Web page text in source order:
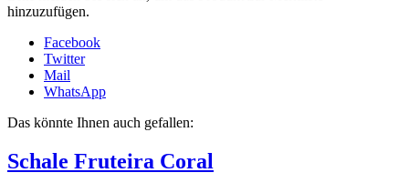
hinzuzufügen.
Facebook
Twitter
Mail
WhatsApp
Das könnte Ihnen auch gefallen:
Schale Fruteira Coral